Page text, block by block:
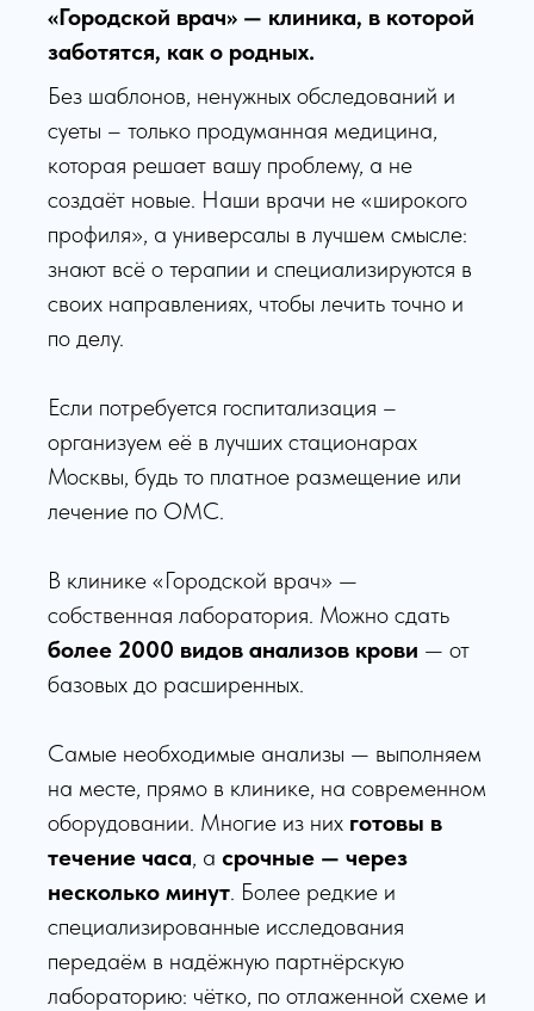
«Городской врач» — клиника, в которой
заботятся, как о родных.
Без шаблонов, ненужных обследований и
суеты – только продуманная медицина,
которая решает вашу проблему, а не
создаёт новые. Наши врачи не «широкого
профиля», а универсалы в лучшем смысле:
знают всё о терапии и специализируются в
своих направлениях, чтобы лечить точно и
по делу.
Если потребуется госпитализация –
организуем её в лучших стационарах
Москвы, будь то платное размещение или
лечение по ОМС.
В клинике «Городской врач» —
собственная лаборатория. Можно сдать
более 2000 видов анализов крови — от
базовых до расширенных.
Самые необходимые анализы — выполняем
на месте, прямо в клинике, на современном
оборудовании. Многие из них готовы в
течение часа, а срочные — через
несколько минут. Более редкие и
специализированные исследования
передаём в надёжную партнёрскую
лабораторию: чётко, по отлаженной схеме и